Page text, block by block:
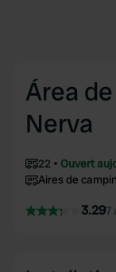
Área
Nerva
22
Ouvert
Aires de
3.297